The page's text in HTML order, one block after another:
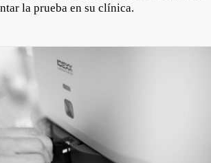
la prueba en su clínica.